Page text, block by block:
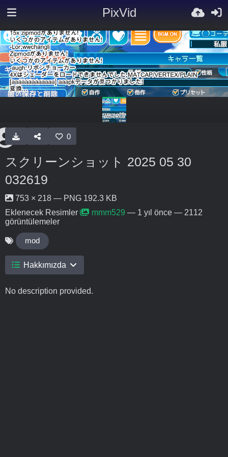
PixVid
0
スクリーンショット 2025 05 30
032619
753 × 218 — PNG 192.3 KB
Eklenecek Resimler
mmm529 — 1 yıl önce — 2112
görüntülemeler
mod
Hakkımızda
No description provided.